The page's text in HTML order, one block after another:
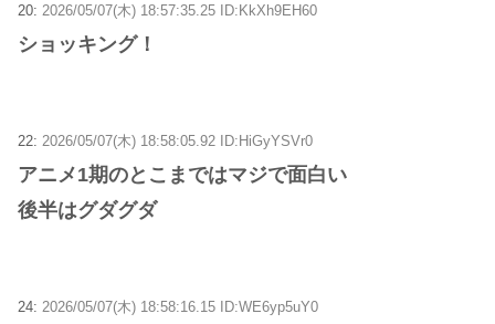
20: 2026/05/07(木) 18:57:35.25 ID:KkXh9EH60
ショッキング！
22: 2026/05/07(木) 18:58:05.92 ID:HiGyYSVr0
アニメ1期のとこまではマジで面白い
後半はグダグダ
24: 2026/05/07(木) 18:58:16.15 ID:WE6yp5uY0